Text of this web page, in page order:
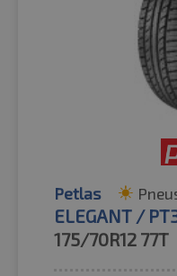
Petlas
ELEGANT /
175/70R12 77T